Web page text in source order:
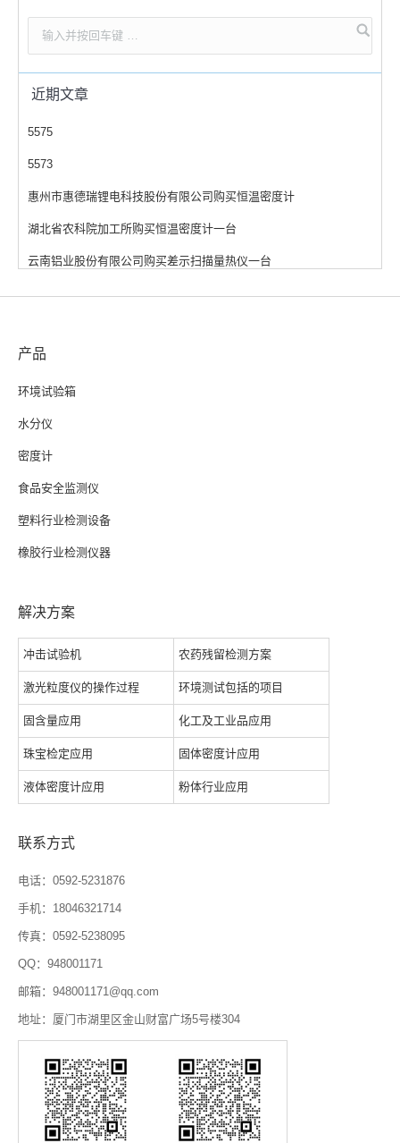
近期文章
5575
5573
惠州市惠德瑞锂电科技股份有限公司购买恒温密度计
湖北省农科院加工所购买恒温密度计一台
云南铝业股份有限公司购买差示扫描量热仪一台
产品
环境试验箱
水分仪
密度计
食品安全监测仪
塑料行业检测设备
橡胶行业检测仪器
解决方案
冲击试验机 农药残留检测方案
激光粒度仪的操作过程 环境测试包括的项目
固含量应用 化工及工业品应用
珠宝检定应用 固体密度计应用
液体密度计应用 粉体行业应用
联系方式
电话：0592-5231876
手机：18046321714
传真：0592-5238095
QQ：948001171
邮箱：948001171@qq.com
地址：厦门市湖里区金山财富广场5号楼304